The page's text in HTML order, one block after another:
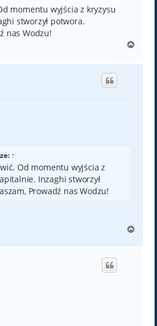
momentu wyjścia z kryzysu
stworzył potwora.
nas Wodzu!
g
↑
Od momentu wyjścia z
Inzaghi stworzył
Prowadź nas Wodzu!
g